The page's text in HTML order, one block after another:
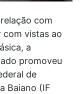
com
com vistas ao
a
promoveu
de
Baiano (IF